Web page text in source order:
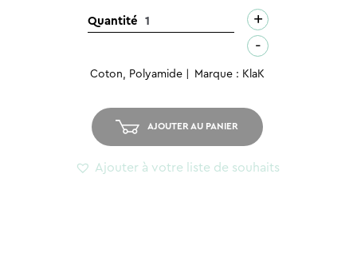
Quantitéquantité
dépareillées
Married
+
-
Coton, Polyamide Marque : KlaK
AJOUTER AU PANIER
Ajouter à votre liste de souhaits